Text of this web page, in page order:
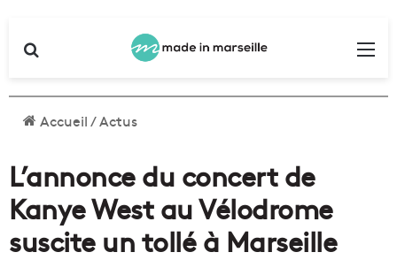
Accueil/Actus
L’annonce du concert de
Kanye West au Vélodrome
suscite un tollé à Marseille